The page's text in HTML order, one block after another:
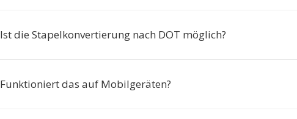
Ist die Stapelkonvertierung nach DOT möglich?
Funktioniert das auf Mobilgeräten?